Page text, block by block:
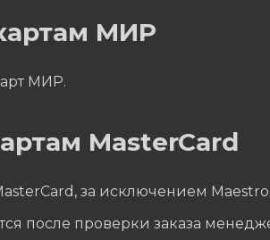
МИР
МИР.
MasterCard
за исключением Maestro.
после проверки заказа